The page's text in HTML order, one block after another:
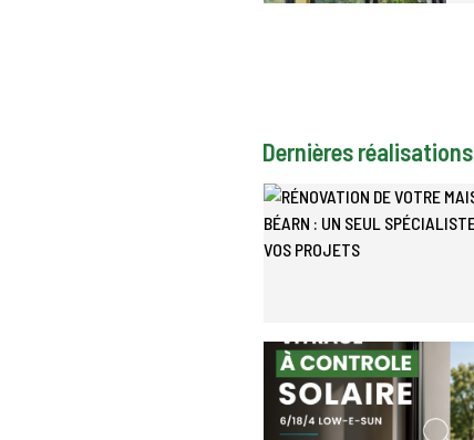
Dernières réalisations